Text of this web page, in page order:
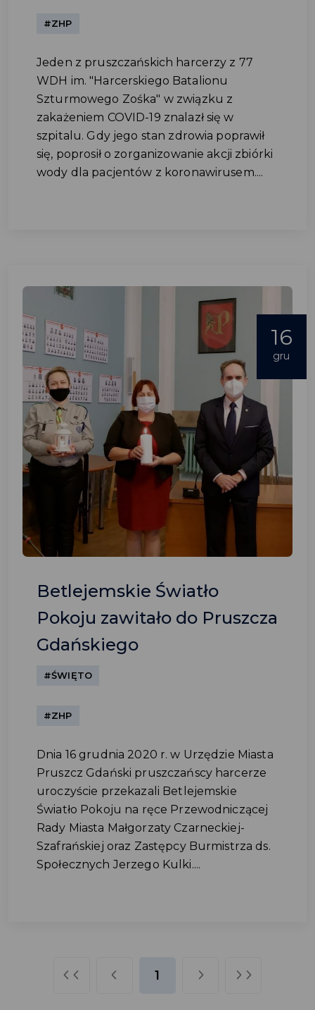
#ZHP
Jeden z pruszczańskich harcerzy z 77
WDH im. "Harcerskiego Batalionu
Szturmowego Zośka" w związku z
zakażeniem COVID-19 znalazł się w
szpitalu. Gdy jego stan zdrowia poprawił
się, poprosił o zorganizowanie akcji zbiórki
wody dla pacjentów z koronawirusem....
16
gru
Betlejemskie Światło
Pokoju zawitało do Pruszcza
Gdańskiego
#ŚWIĘTO
#ZHP
Dnia 16 grudnia 2020 r. w Urzędzie Miasta
Pruszcz Gdański pruszczańscy harcerze
uroczyście przekazali Betlejemskie
Światło Pokoju na ręce Przewodniczącej
Rady Miasta Małgorzaty Czarneckiej-
Szafrańskiej oraz Zastępcy Burmistrza ds.
Społecznych Jerzego Kulki....
1